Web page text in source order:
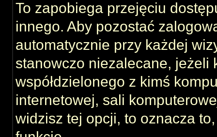
To zapobiega przejęciu
innego. Aby pozostać
automatycznie przy każdej
stanowczo niezalecane, jeżeli
współdzielonego z kimś
internetowej, sali
widzisz tej opcji, to oznacza